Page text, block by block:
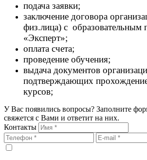
подача заявки;
заключение договора
физ.лица) с образовательным
«Эксперт»;
оплата счета;
проведение обучения;
выдача документов
подтверждающих
курсов;
У Вас появились вопросы? Заполните
свяжется с Вами и ответит на них.
Контакты